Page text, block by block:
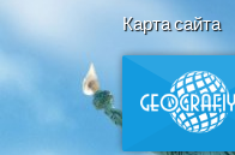
Карта сайта